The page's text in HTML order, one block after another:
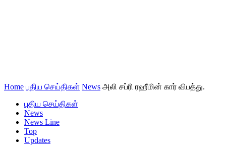
Home புதிய செய்திகள் News அலி சப்ரி ரஹீமின் கார் விபத்து.
புதிய செய்திகள்
News
News Line
Top
Updates